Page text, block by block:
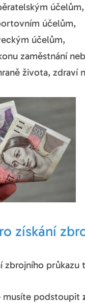
účelům,
účelům,
účelům,
zaměstnání
života, zdraví
získání
zbrojního
musíte podstoupit